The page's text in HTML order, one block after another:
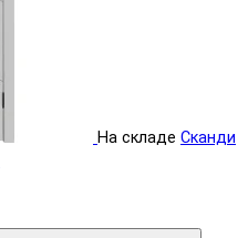
На складе Сканди